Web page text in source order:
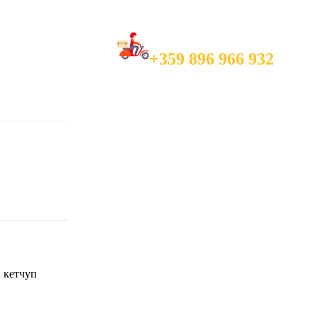
+359 896 966 932